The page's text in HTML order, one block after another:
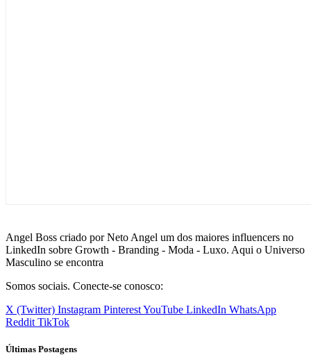
Angel Boss criado por Neto Angel um dos maiores influencers no
LinkedIn sobre Growth - Branding - Moda - Luxo. Aqui o Universo
Masculino se encontra
Somos sociais. Conecte-se conosco:
X (Twitter) Instagram PinterestYouTube LinkedIn WhatsApp
Reddit TikTok
Últimas Postagens